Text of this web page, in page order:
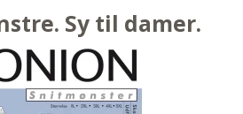
Sy til damer.